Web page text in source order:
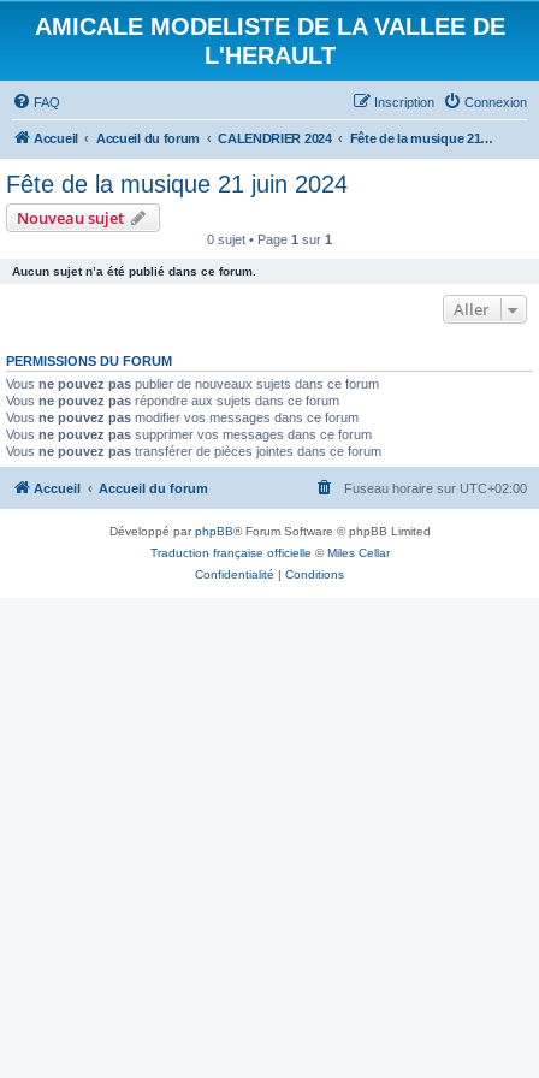
AMICALE MODELISTE DE LA VALLEE DE
L'HERAULT
FAQ Connexion
Inscription
Accueil Accueil du forum CALENDRIER 2024 Fête de la musique 21 juin 2024
Fête de la musique 21 juin 2024
Nouveau sujet
0 sujet • Page 1 sur 1
Aucun sujet n’a été publié dans ce forum.
Aller
PERMISSIONS DU FORUM
Vous ne pouvez pas publier de nouveaux sujets dans ce forum
Vous ne pouvez pas répondre aux sujets dans ce forum
Vous ne pouvez pas modifier vos messages dans ce forum
Vous ne pouvez pas supprimer vos messages dans ce forum
Vous ne pouvez pas transférer de pièces jointes dans ce forum
Accueil Accueil du forum Fuseau horaire sur UTC+02:00
Développé parphpBB® Forum Software © phpBB Limited
Traduction française officielle ©Miles Cellar
Confidentialité | Conditions